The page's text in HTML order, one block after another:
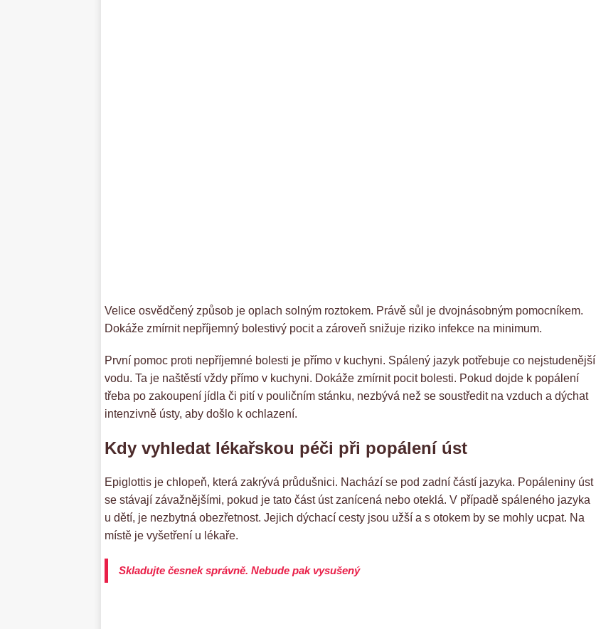
Velice osvědčený způsob je oplach solným roztokem. Právě sůl je dvojnásobným pomocníkem.
Dokáže zmírnit nepříjemný bolestivý pocit a zároveň snižuje riziko infekce na minimum.
První pomoc proti nepříjemné bolesti je přímo v kuchyni. Spálený jazyk potřebuje co nejstudenější
vodu. Ta je naštěstí vždy přímo v kuchyni. Dokáže zmírnit pocit bolesti. Pokud dojde k popálení
třeba po zakoupení jídla či pití v pouličním stánku, nezbývá než se soustředit na vzduch a dýchat
intenzivně ústy, aby došlo k ochlazení.
Kdy vyhledat lékařskou péči při popálení úst
Epiglottis je chlopeň, která zakrývá průdušnici. Nachází se pod zadní částí jazyka. Popáleniny úst
se stávají závažnějšími, pokud je tato část úst zanícená nebo oteklá. V případě spáleného jazyka
u dětí, je nezbytná obezřetnost. Jejich dýchací cesty jsou užší a s otokem by se mohly ucpat. Na
místě je vyšetření u lékaře.
Skladujte česnek správně. Nebude pak vysušený